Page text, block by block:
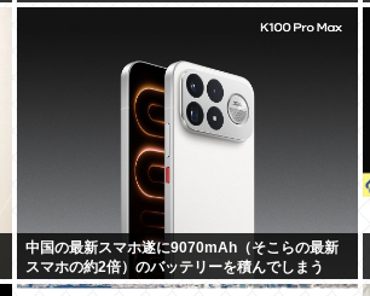
中国の最新スマホ遂に9070mAh（そこらの最新
スマホの約2倍）のバッテリーを積んでしまう
www